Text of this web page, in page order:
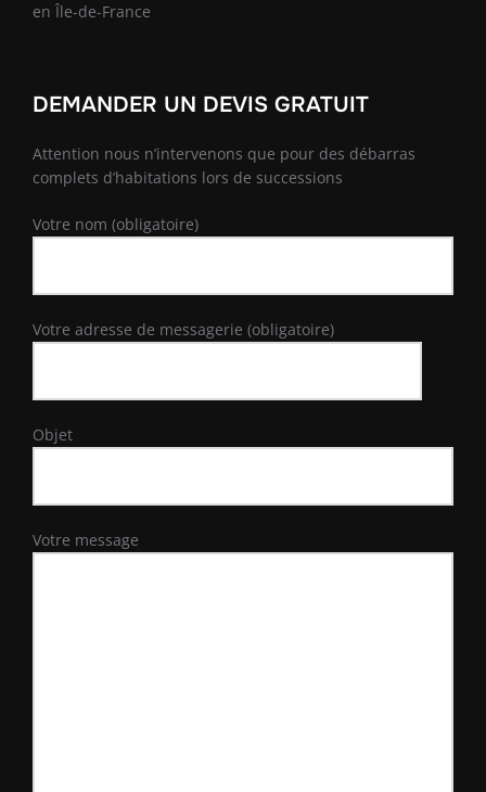
en Île-de-France
DEMANDER UN DEVIS GRATUIT
Attention nous n’intervenons que pour des débarras
complets d’habitations lors de successions
Votre nom (obligatoire)
Votre adresse de messagerie (obligatoire)
Objet
Votre message